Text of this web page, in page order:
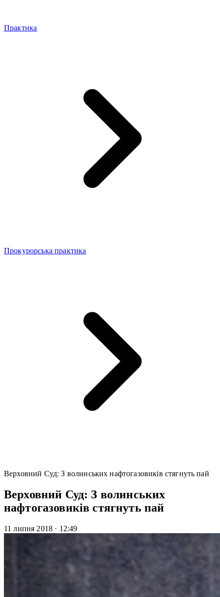
Практика
Прокурорська практика
Верховний Суд: З волинських нафтогазовиків стягнуть пай
Верховний Суд: З волинських
нафтогазовиків стягнуть пай
11 липня 2018 · 12:49